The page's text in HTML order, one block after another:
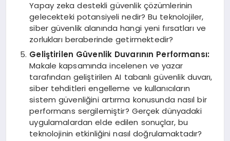
Yapay zeka destekli güvenlik çözümlerinin
gelecekteki potansiyeli nedir? Bu teknolojiler,
siber güvenlik alanında hangi yeni fırsatları ve
zorlukları beraberinde getirmektedir?
Geliştirilen Güvenlik Duvarının Performansı:
Makale kapsamında incelenen ve yazar
tarafından geliştirilen AI tabanlı güvenlik duvarı,
siber tehditleri engelleme ve kullanıcıların
sistem güvenliğini artırma konusunda nasıl bir
performans sergilemiştir? Gerçek dünyadaki
uygulamalardan elde edilen sonuçlar, bu
teknolojinin etkinliğini nasıl doğrulamaktadır?